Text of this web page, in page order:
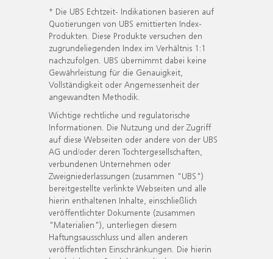
* Die UBS Echtzeit- Indikationen basieren auf
Quotierungen von UBS emittierten Index-
Produkten. Diese Produkte versuchen den
zugrundeliegenden Index im Verhältnis 1:1
nachzufolgen. UBS übernimmt dabei keine
Gewährleistung für die Genauigkeit,
Vollständigkeit oder Angemessenheit der
angewandten Methodik.
Wichtige rechtliche und regulatorische
Informationen. Die Nutzung und der Zugriff
auf diese Webseiten oder andere von der UBS
AG und/oder deren Tochtergesellschaften,
verbundenen Unternehmen oder
Zweigniederlassungen (zusammen "UBS")
bereitgestellte verlinkte Webseiten und alle
hierin enthaltenen Inhalte, einschließlich
veröffentlichter Dokumente (zusammen
"Materialien"), unterliegen diesem
Haftungsausschluss und allen anderen
veröffentlichten Einschränkungen. Die hierin